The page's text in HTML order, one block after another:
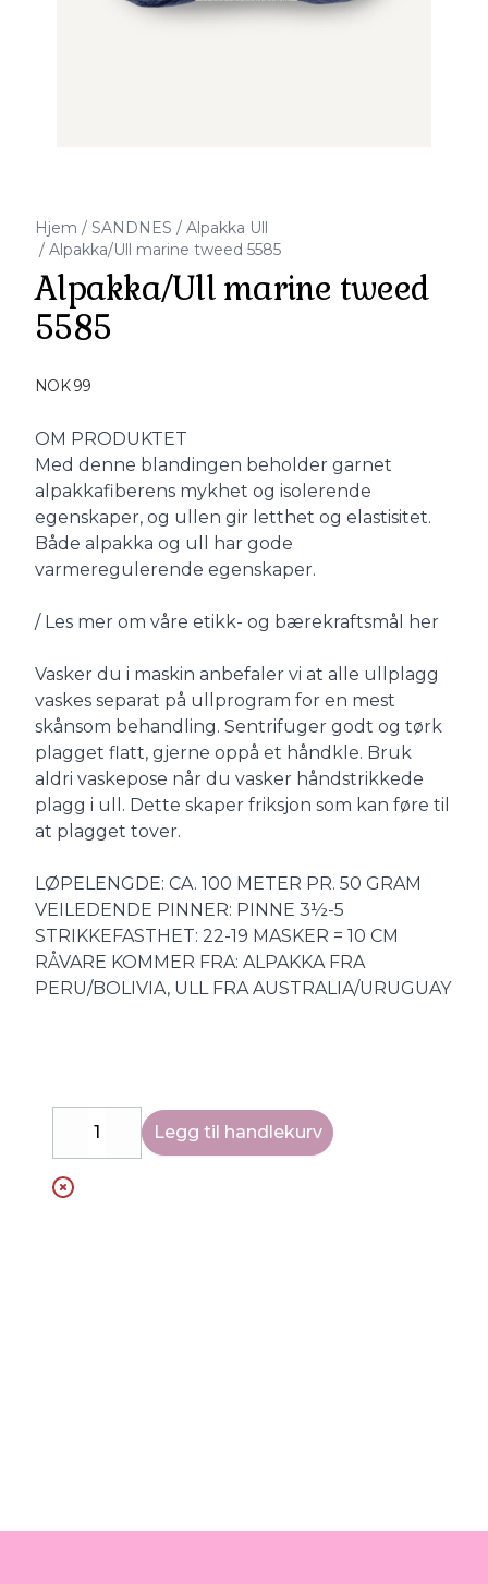
Hjem / SANDNES / Alpakka Ull
/ Alpakka/Ull marine tweed 5585
Alpakka/Ull marine tweed
5585
NOK 99
Description
OM PRODUKTET
Med denne blandingen beholder garnet
alpakkafiberens mykhet og isolerende
egenskaper, og ullen gir letthet og elastisitet.
Både alpakka og ull har gode
varmeregulerende egenskaper.
/ Les mer om våre etikk- og bærekraftsmål her
Vasker du i maskin anbefaler vi at alle ullplagg
vaskes separat på ullprogram for en mest
skånsom behandling. Sentrifuger godt og tørk
plagget flatt, gjerne oppå et håndkle. Bruk
aldri vaskepose når du vasker håndstrikkede
plagg i ull. Dette skaper friksjon som kan føre til
at plagget tover.
LØPELENGDE: CA. 100 METER PR. 50 GRAM
VEILEDENDE PINNER: PINNE 3½-5
STRIKKEFASTHET: 22-19 MASKER = 10 CM
RÅVARE KOMMER FRA: ALPAKKA FRA
PERU/BOLIVIA, ULL FRA AUSTRALIA/URUGUAY
DecreaseIncrease
Legg til handlekurv